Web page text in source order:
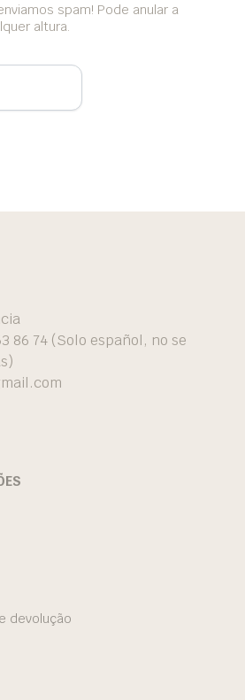
spam! Pode anular a
altura.
86 74 (Solo español, no se
devolução